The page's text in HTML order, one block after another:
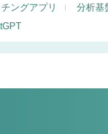
ングアプリ
分析基